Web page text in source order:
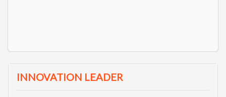
INNOVATION LEADER